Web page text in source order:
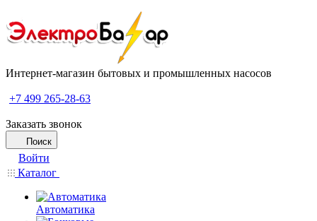
Интернет-магазин бытовых и промышленных насосов
+7 499 265-28-63
Заказать звонок
Поиск
Войти
Каталог
Автоматика